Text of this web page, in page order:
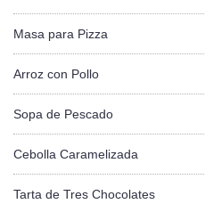
Masa para Pizza
Arroz con Pollo
Sopa de Pescado
Cebolla Caramelizada
Tarta de Tres Chocolates